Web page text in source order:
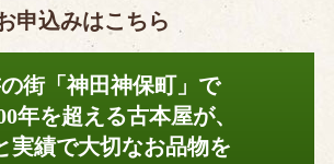
申込みはこちら
街「神田神保町」で
年を超える古本屋が、
実績で大切なお品物を